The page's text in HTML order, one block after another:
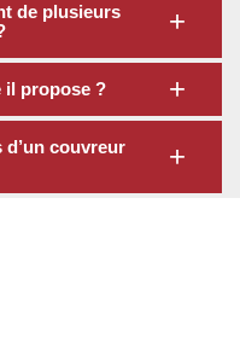
de plusieurs
il propose ?
couvreur